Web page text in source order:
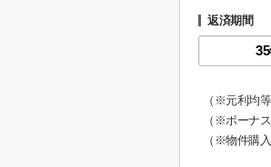
返済期間
（※元利均
（※ボーナ
（※物件購